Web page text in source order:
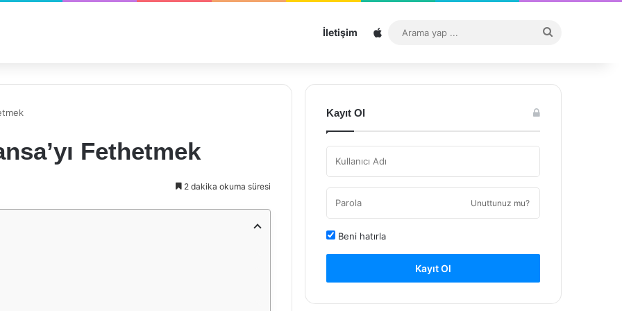
İletişim Sitemap
...
Fethetmek
2 dakika okuma süresi
Kayıt Ol
Unuttunuz mu?
Beni hatırla
Kayıt Ol